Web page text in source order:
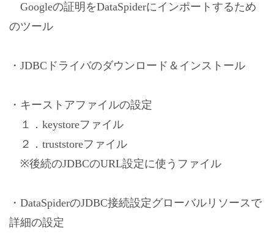
Googleの証明をDataSpiderにインポートするため
のツール
・JDBCドライバのダウンロード＆インストール
・キーストアファイルの設定
１．keystoreファイル
２．truststoreファイル
※後続のJDBCのURL設定に使うファイル
・DataSpiderのJDBC接続設定グローバルリソースで
詳細の設定